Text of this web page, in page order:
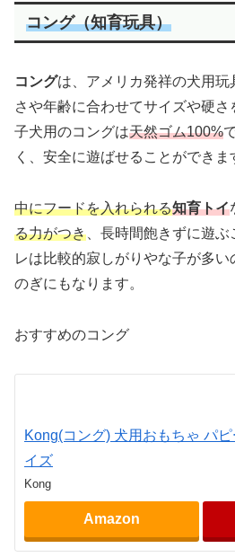
コング（知育玩具）
コングは、アメリカ発祥の犬用玩
さや年齢に合わせてサイズや硬さ
子犬用のコングは天然ゴム100%
く、安全に遊ばせることができま
中にフードを入れられる知育トイ
る力がつき 、長時間飽きずに遊
レは比較的寂しがりやな子が多
のぎにもなります。
おすすめのコング
Kong(コング) 犬用おもちゃ パ
イズ
Kong
Amazon